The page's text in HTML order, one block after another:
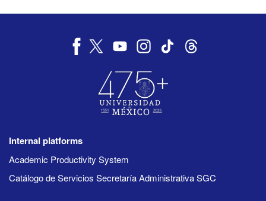
Internal platforms
Academic Productivity System
Catálogo de Servicios Secretaría Administrativa SGC